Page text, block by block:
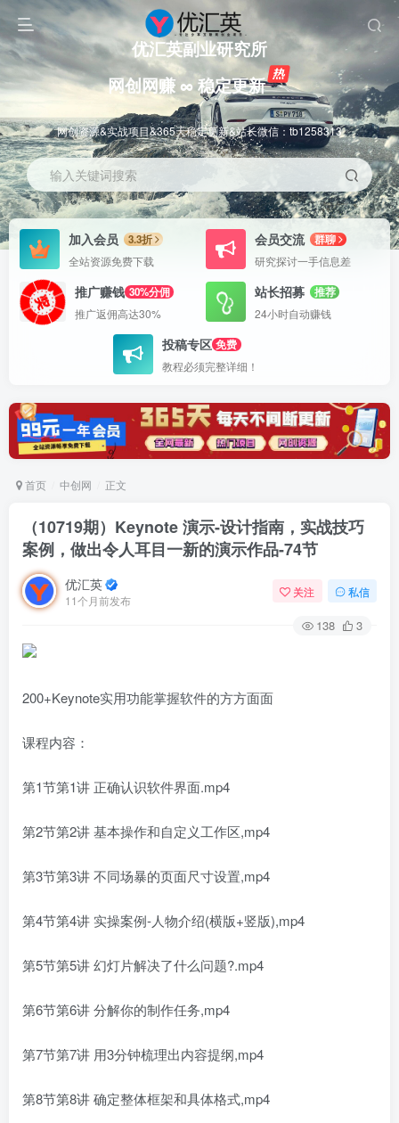
优汇英副业研究所
网创网赚 ∞ 稳定更新
网创资源&实战项目&365天稳定更新&站长微信：tb1258313
输入关键词搜索
加入会员
3.3折
全站资源免费下载
会员交流
群聊
研究探讨一手信息差
推广赚钱 30%分佣
推广返佣高达30%
站长招募
推荐
24小时自动赚钱
投稿专区 免费
教程必须完整详细！
首页 中创网 正文
（10719期）Keynote 演示-设计指南，实战技巧
案例，做出令人耳目一新的演示作品-74节
优汇英
11个月前发布
关注 私信
138 3
200+Keynote实用功能掌握软件的方方面面
课程内容：
第1节第1讲 正确认识软件界面.mp4
第2节第2讲 基本操作和自定义工作区,mp4
第3节第3讲 不同场暴的页面尺寸设置,mp4
第4节第4讲 实操案例-人物介绍(横版+竖版),mp4
第5节第5讲 幻灯片解决了什么问题?.mp4
第6节第6讲 分解你的制作任务,mp4
第7节第7讲 用3分钟梳理出内容提纲,mp4
第8节第8讲 确定整体框架和具体格式,mp4